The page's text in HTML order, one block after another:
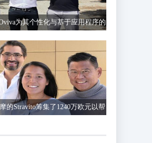
为其个性化与基于应用程序的
的Stravito筹集了1240万欧元以帮